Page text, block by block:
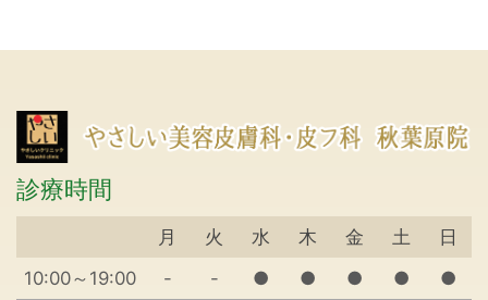
診療時間
月 火 水 木 金 土
日
10:00～19:00
- - ● ● ● ● ●